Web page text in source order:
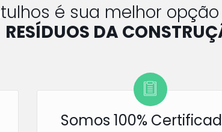
é sua melhor
RESÍDUOS DA
Somos 100%